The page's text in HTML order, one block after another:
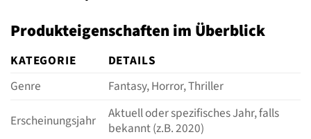
Produkteigenschaften im Überblick
KATEGORIE
DETAILS
Genre
Fantasy, Horror, Thriller
Erscheinungsjahr
Aktuell oder spezifisches Jahr, falls
bekannt (z.B. 2020)